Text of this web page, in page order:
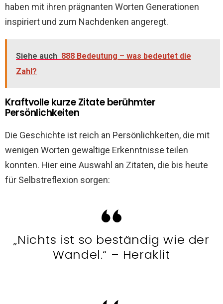
haben mit ihren prägnanten Worten Generationen
inspiriert und zum Nachdenken angeregt.
Siehe auch 888 Bedeutung – was bedeutet die
Zahl?
Kraftvolle kurze Zitate berühmter
Persönlichkeiten
Die Geschichte ist reich an Persönlichkeiten, die mit
wenigen Worten gewaltige Erkenntnisse teilen
konnten. Hier eine Auswahl an Zitaten, die bis heute
für Selbstreflexion sorgen:
„Nichts ist so beständig wie der
Wandel.“ – Heraklit